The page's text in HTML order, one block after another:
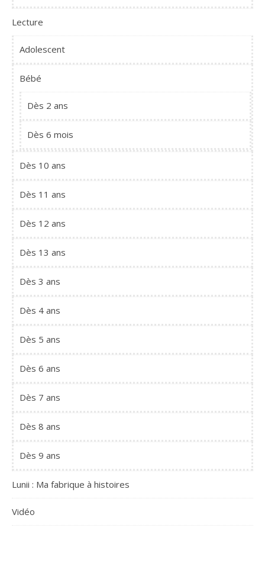
Lecture
Adolescent
Bébé
Dès 2 ans
Dès 6 mois
Dès 10 ans
Dès 11 ans
Dès 12 ans
Dès 13 ans
Dès 3 ans
Dès 4 ans
Dès 5 ans
Dès 6 ans
Dès 7 ans
Dès 8 ans
Dès 9 ans
Lunii : Ma fabrique à histoires
Vidéo